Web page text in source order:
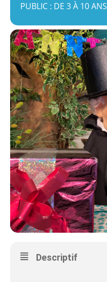
PUBLIC : DE 3 À 10 ANS
Descriptif